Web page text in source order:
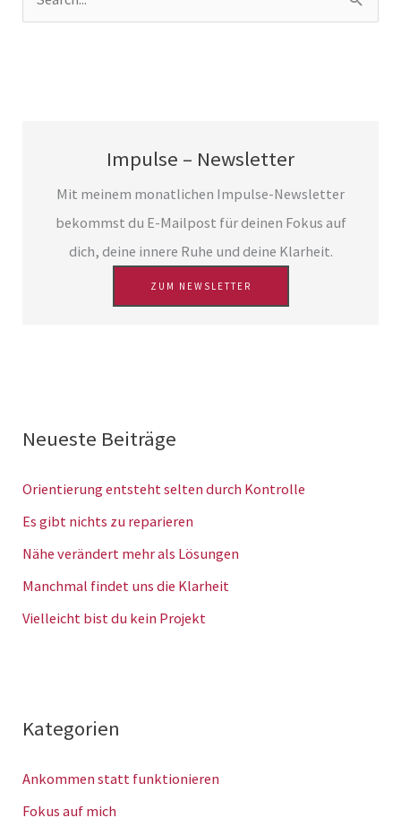
u
Impulse – Newsletter
Mit meinem monatlichen Impulse-Newsletter
bekommst du E-Mailpost für deinen Fokus auf
dich, deine innere Ruhe und deine Klarheit.
ZUM NEWSLETTER
Neueste Beiträge
Orientierung entsteht selten durch Kontrolle
Es gibt nichts zu reparieren
Nähe verändert mehr als Lösungen
Manchmal findet uns die Klarheit
Vielleicht bist du kein Projekt
Kategorien
Ankommen statt funktionieren
Fokus auf mich